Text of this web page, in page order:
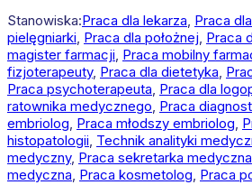
Stanowiska:Praca dla lekarza, Praca
pielęgniarki, Praca dla położnej, Praca
magister farmacji, Praca mobilny
fizjoterapeuty, Praca dla dietetyka,
Praca psychoterapeuta, Praca dla
ratownika medycznego, Praca
embriolog, Praca młodszy embriolog,
histopatologii, Technik analityki
medyczny, Praca sekretarka medyczna
medyczna, Praca kosmetolog, Praca